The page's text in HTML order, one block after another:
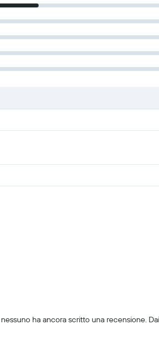
ha ancora scritto una recensione.